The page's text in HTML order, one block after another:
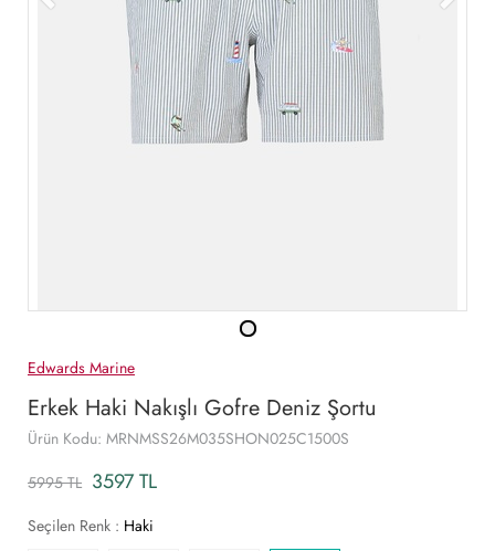
Edwards Marine
Erkek Haki Nakışlı Gofre Deniz Şortu
Ürün Kodu: MRNMSS26M035SHON025C1500S
5995 TL 3597 TL
Seçilen Renk : Haki